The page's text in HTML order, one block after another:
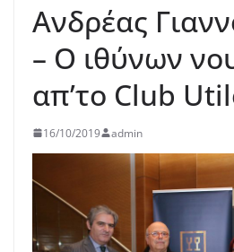
Ανδρέας
– Ο ιθύνων
απ’το Club
16/10/2019 admin